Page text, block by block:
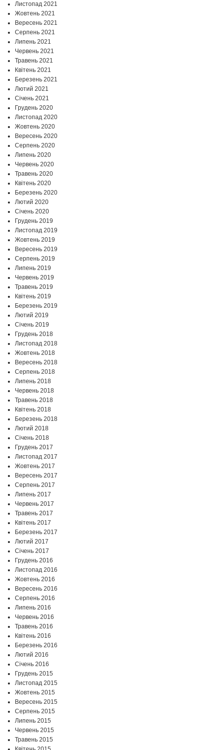
Листопад 2021
Жовтень 2021
Вересень 2021
Серпень 2021
Липень 2021
Червень 2021
Травень 2021
Квітень 2021
Березень 2021
Лютий 2021
Січень 2021
Грудень 2020
Листопад 2020
Жовтень 2020
Вересень 2020
Серпень 2020
Липень 2020
Червень 2020
Травень 2020
Квітень 2020
Березень 2020
Лютий 2020
Січень 2020
Грудень 2019
Листопад 2019
Жовтень 2019
Вересень 2019
Серпень 2019
Липень 2019
Червень 2019
Травень 2019
Квітень 2019
Березень 2019
Лютий 2019
Січень 2019
Грудень 2018
Листопад 2018
Жовтень 2018
Вересень 2018
Серпень 2018
Липень 2018
Червень 2018
Травень 2018
Квітень 2018
Березень 2018
Лютий 2018
Січень 2018
Грудень 2017
Листопад 2017
Жовтень 2017
Вересень 2017
Серпень 2017
Липень 2017
Червень 2017
Травень 2017
Квітень 2017
Березень 2017
Лютий 2017
Січень 2017
Грудень 2016
Листопад 2016
Жовтень 2016
Вересень 2016
Серпень 2016
Липень 2016
Червень 2016
Травень 2016
Квітень 2016
Березень 2016
Лютий 2016
Січень 2016
Грудень 2015
Листопад 2015
Жовтень 2015
Вересень 2015
Серпень 2015
Липень 2015
Червень 2015
Травень 2015